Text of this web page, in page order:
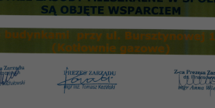
Zarządu i Administracji